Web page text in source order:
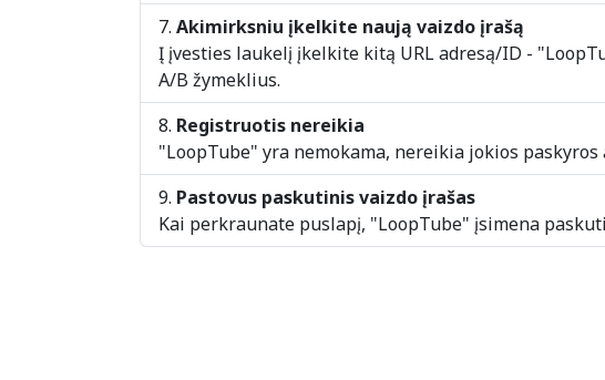
Akimirksniu įkelkite naują vaizdo įrašą
Į įvesties laukelį įkelkite kitą URL adresą/ID -
A/B žymeklius.
Registruotis nereikia
"LoopTube" yra nemokama, nereikia jokios
Pastovus paskutinis vaizdo įrašas
Kai perkraunate puslapį, "LoopTube" įsimena